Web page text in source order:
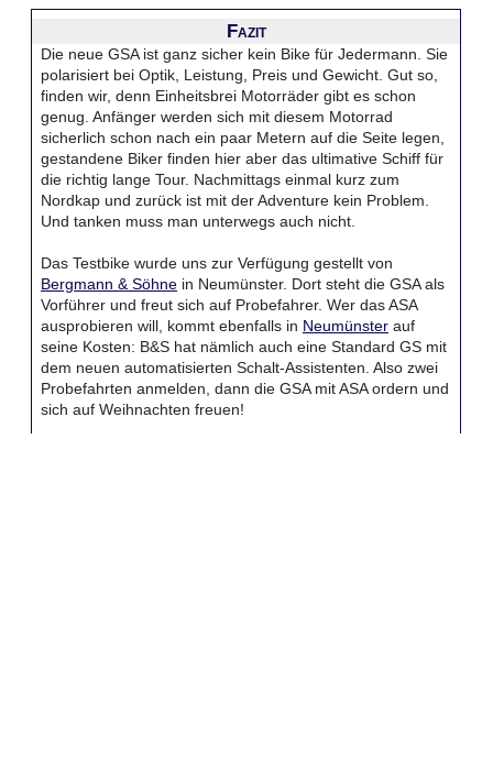
Fazit
Die neue GSA ist ganz sicher kein Bike für Jedermann. Sie
polarisiert bei Optik, Leistung, Preis und Gewicht. Gut so,
finden wir, denn Einheitsbrei Motorräder gibt es schon
genug. Anfänger werden sich mit diesem Motorrad
sicherlich schon nach ein paar Metern auf die Seite legen,
gestandene Biker finden hier aber das ultimative Schiff für
die richtig lange Tour. Nachmittags einmal kurz zum
Nordkap und zurück ist mit der Adventure kein Problem.
Und tanken muss man unterwegs auch nicht.
Das Testbike wurde uns zur Verfügung gestellt von
Bergmann & Söhne in Neumünster. Dort steht die GSA als
Vorführer und freut sich auf Probefahrer. Wer das ASA
ausprobieren will, kommt ebenfalls in Neumünster auf
seine Kosten: B&S hat nämlich auch eine Standard GS mit
dem neuen automatisierten Schalt-Assistenten. Also zwei
Probefahrten anmelden, dann die GSA mit ASA ordern und
sich auf Weihnachten freuen!